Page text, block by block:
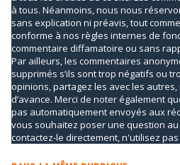
à tous. Néanmoins, nous nous
sans explication ni préavis, tout
conforme à nos règles internes de
commentaire diffamatoire ou sans
Par ailleurs, les commentaires
supprimés s’ils sont trop négatifs ou
opinions, partagez les avec les autres,
d’avance. Merci de noter également
pas automatiquement envoyés aux
vous souhaitez poser une question
contactez-le directement, n'utilisez